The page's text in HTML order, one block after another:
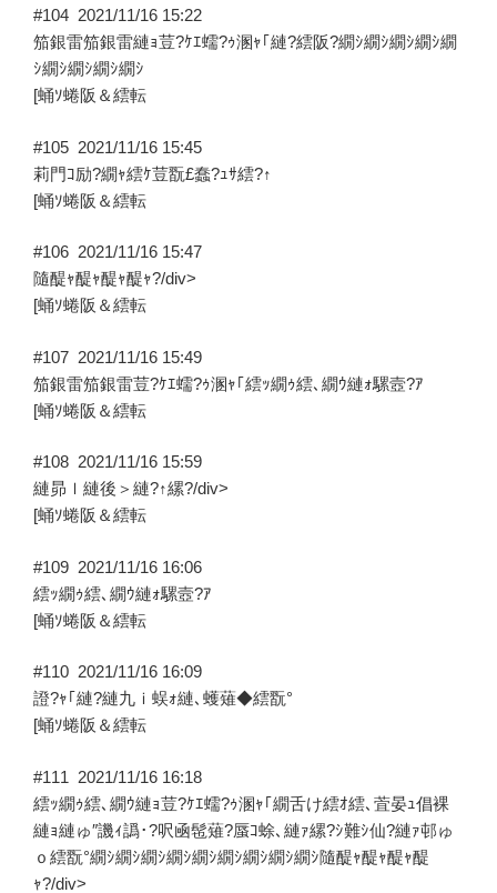
繝
代
Λ
繝?
繧
ｹ
邨
蜷
医
せ
ｬ
117
–”
#104 2021/11/16 15:22
笳銀雷笳銀雷縺ｮ荳?ｹｴ蠕?ｩ溷ｬ｢縺?繧阪?繝ｼ繝ｼ繝ｼ繝ｼ繝
ｼ繝ｼ繝ｼ繝ｼ繝ｼ
[蛹ｿ蜷阪＆繧転
#105 2021/11/16 15:45
莉門ｺ励?繝ｬ繧ｹ荳翫£蠢?ｭｻ繧?↑
[蛹ｿ蜷阪＆繧転
#106 2021/11/16 15:47
隨醍ｬ醍ｬ醍ｬ醍ｬ?/div>
[蛹ｿ蜷阪＆繧転
#107 2021/11/16 15:49
笳銀雷笳銀雷荳?ｹｴ蠕?ｩ溷ｬ｢繧ｯ繝ｩ繧､繝ｳ縺ｫ騾壼?ｱ
[蛹ｿ蜷阪＆繧転
#108 2021/11/16 15:59
縺昴ｌ縺後＞縺?↑縲?/div>
[蛹ｿ蜷阪＆繧転
#109 2021/11/16 16:06
繧ｯ繝ｩ繧､繝ｳ縺ｫ騾壼?ｱ
[蛹ｿ蜷阪＆繧転
#110 2021/11/16 16:09
證?ｬ｢縺?縺九ｉ蜈ｫ縺､蠖薙◆繧翫°
[蛹ｿ蜷阪＆繧転
#111 2021/11/16 16:18
繧ｯ繝ｩ繧､繝ｳ縺ｮ荳?ｹｴ蠕?ｩ溷ｬ｢繝舌け繧ｵ繧､萓晏ｭ倡裸
縺ｮ縺ゅ″譏ｨ譌･?呎凾髢薙?蜃ｺ蜍､縺ｧ縲?ｼ難ｼ仙?縺ｧ邨ゅ
ｏ繧翫°繝ｼ繝ｼ繝ｼ繝ｼ繝ｼ繝ｼ繝ｼ繝ｼ繝ｼ隨醍ｬ醍ｬ醍ｬ醍
ｬ?/div>